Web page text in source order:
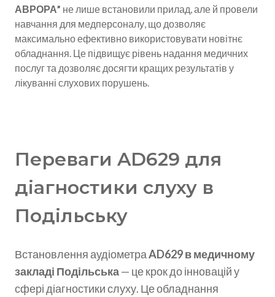
АВРОРА” не лише встановили прилад, але й провели
навчання для медперсоналу, що дозволяє
максимально ефективно використовувати новітнє
обладнання. Це підвищує рівень надання медичних
послуг та дозволяє досягти кращих результатів у
лікуванні слухових порушень.
Переваги AD629 для
діагностики слуху в
Подільську
Встановлення аудіометраAD629 в медичному
закладі Подільська— це крок до інновацій у
сфері діагностики слуху. Це обладнання